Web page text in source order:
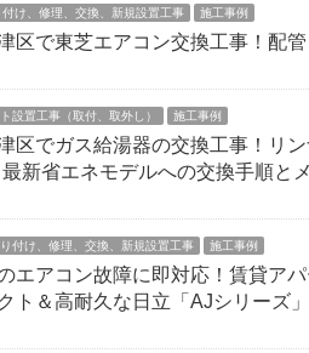
付け、修理、交換、新規設置工事 施工事例
区で東芝エアコン交換工事！配
設置工事（取付、取外し） 施工事例
区でガス給湯器の交換工事！リ
新省エネモデルへの交換手順と
付け、修理、交換、新規設置工事 施工事例
エアコン故障に即対応！賃貸ア
ト＆高耐久な日立「AJシリーズ